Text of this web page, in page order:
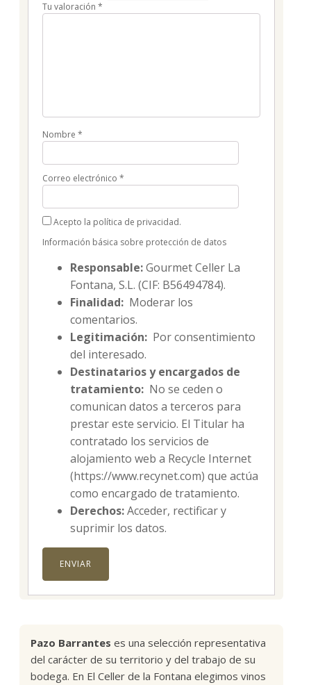
Pazo Barrantes es una selección representativa
del carácter de su territorio y del trabajo de su
bodega. En El Celler de la Fontana elegimos vinos
Tu valoración *
Nombre *
Correo electrónico *
Acepto la política de privacidad.
Información básica sobre protección de datos
Responsable:Gourmet Celler La
Fontana, S.L. (CIF: B56494784).
Finalidad: Moderar los
comentarios.
Legitimación: Por consentimiento
del interesado.
Destinatarios y encargados de
tratamiento: No se ceden o
comunican datos a terceros para
prestar este servicio. El Titular ha
contratado los servicios de
alojamiento web a Recycle Internet
(https://www.recynet.com) que actúa
como encargado de tratamiento.
Derechos:Acceder, rectificar y
suprimir los datos.